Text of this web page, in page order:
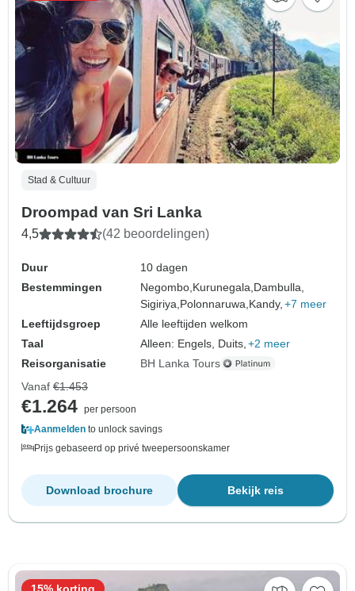
Stad & Cultuur
Droompad van Sri Lanka
4,5 (42 beoordelingen)
Duur
10 dagen
Bestemmingen
Negombo, Kurunegala, Dambulla,
Sigiriya, Polonnaruwa, Kandy, +7 meer
Leeftijdsgroep
Alle leeftijden welkom
Taal
Alleen: Engels, Duits, +2 meer
Reisorganisatie
BH Lanka Tours
Vanaf €1.453
€1.264 per persoon
Aanmelden to unlock savings
Prijs gebaseerd op privé tweepersoonskamer
Bekijk reis
Download brochure
15% korting